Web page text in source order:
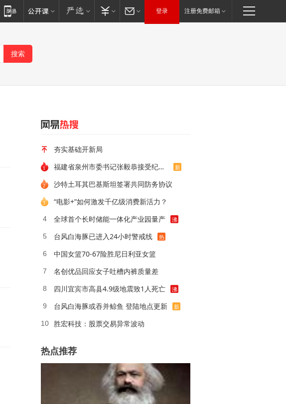
登录 注册免费邮箱
夯实基础开新局
福建省泉州市委书记张毅恭接受纪律审查和监察调查 新
沙特土耳其巴基斯坦签署共同防务协议
“电影+”如何激发千亿级消费新活力？
4 全球首个长时储能一体化产业园量产 沸
5 台风白海豚已进入24小时警戒线 热
6 中国女篮70-67险胜尼日利亚女篮
7 名创优品回应女子吐槽内裤质量差
8 四川宜宾市高县4.9级地震致1人死亡 沸
9 台风白海豚或吞并鲸鱼 登陆地点更新 新
10 胜宏科技：股票交易异常波动
热点推荐